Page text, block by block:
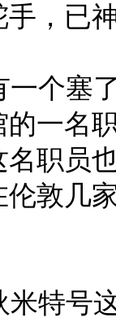
，已
个塞
的一名
职员
敦几
特号